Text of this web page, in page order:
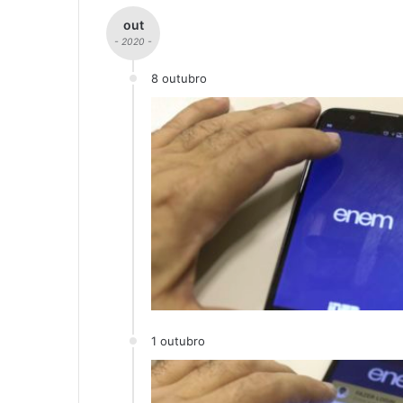
out
- 2020 -
8 outubro
1 outubro